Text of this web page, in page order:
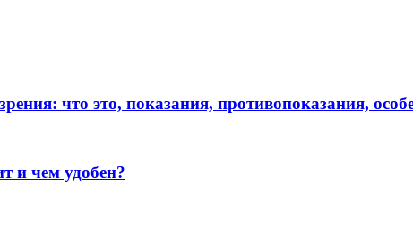
что это, показания, противопоказания,
и чем удобен?